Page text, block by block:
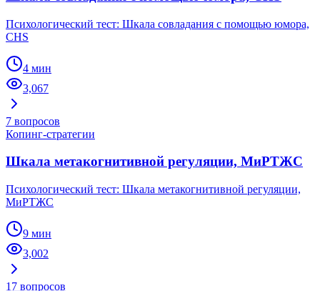
Психологический тест: Шкала совладания с помощью юмора,
CHS
4 мин
3,067
7 вопросов
Копинг-стратегии
Шкала метакогнитивной регуляции, МиРТЖС
Психологический тест: Шкала метакогнитивной регуляции,
МиРТЖС
9 мин
3,002
17 вопросов